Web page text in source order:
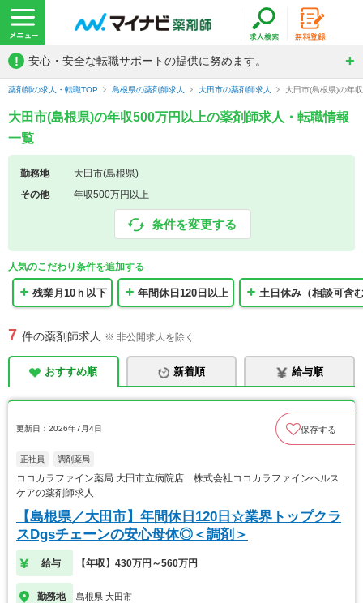
! 安心・安全な転職サポートの提供に努めます。
薬剤師の求人・転職TOP 島根県の薬剤師求人 大田市の薬剤師求人 大田市(島根県)の年
大田市(島根県)の年収500万円以上の薬剤師求人・転職情報
一覧
勤務地
大田市(島根県)
その他
年収500万円以上
条件を変更する
人気のこだわり条件を追加する
残業月10ｈ以下 年間休日120日以上 土日休み（相談可含
7 件の薬剤師求人 ※ 非公開求人を除く
おすすめ順 新着順 給与順
更新日：2026年7月4日 保存する
正社員 調剤薬局
ココカラファイン薬局 大田市立病院店 株式会社ココカラファインヘルス
ケアの薬剤師求人
【島根県／大田市】年間休日120日☆業界トップクラ
スDgsチェーンの安心母体◎＜調剤＞
給与 【年収】430万円～560万円
勤務地 島根県 大田市